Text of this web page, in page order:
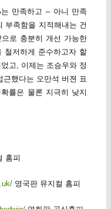
만족하고 – 아니 만족
부족함을 지적해내는 건
로 충분히 개선 가능한
철저하게 준수하고자 할
고, 이제는 조승우와 정
근했다는 오만석 버젼 표
률은 물론 지극히 낮지
홈피
영국판 뮤지컬 홈피